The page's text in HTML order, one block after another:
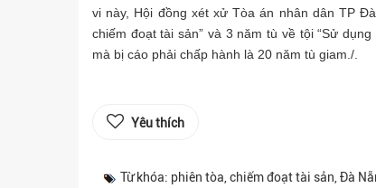
vi này, Hội đồng xét xử Tòa án nhân dân TP
chiếm đoạt tài sản” và 3 năm tù về tội “Sử
mà bị cáo phải chấp hành là 20 năm tù giam./.
Yêu thích
Từ khóa: phiên tòa, chiếm đoạt tài sản, Đà